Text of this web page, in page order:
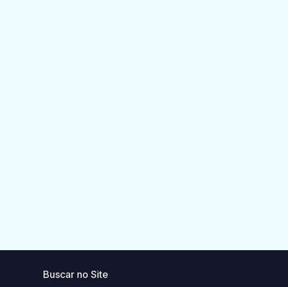
Buscar no Site